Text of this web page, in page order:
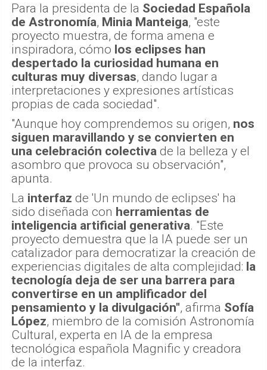
Para la presidenta de la Sociedad Española
de Astronomía, Minia Manteiga, "este
proyecto muestra, de forma amena e
inspiradora, cómo los eclipses han
despertado la curiosidad humana en
culturas muy diversas, dando lugar a
interpretaciones y expresiones artísticas
propias de cada sociedad".
"Aunque hoy comprendemos su origen, nos
siguen maravillando y se convierten en
una celebración colectiva de la belleza y el
asombro que provoca su observación",
apunta.
La interfaz de 'Un mundo de eclipses' ha
sido diseñada con herramientas de
inteligencia artificial generativa. "Este
proyecto demuestra que la IA puede ser un
catalizador para democratizar la creación de
experiencias digitales de alta complejidad: la
tecnología deja de ser una barrera para
convertirse en un amplificador del
pensamiento y la divulgación", afirma Sofía
López, miembro de la comisión Astronomía
Cultural, experta en IA de la empresa
tecnológica española Magnific y creadora
de la interfaz.